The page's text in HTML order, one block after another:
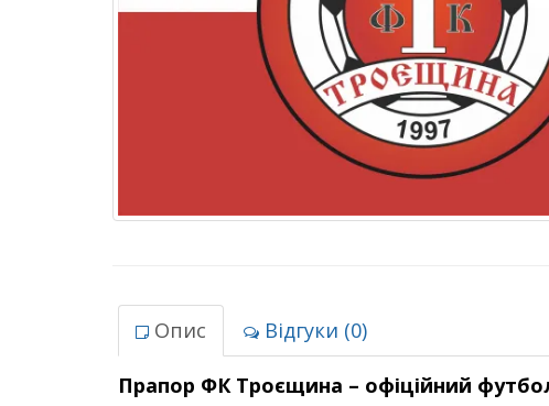
Опис Відгуки (0)
Прапор ФК Троєщина – офіційний